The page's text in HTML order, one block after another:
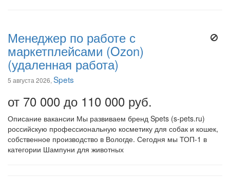
Менеджер по работе с
маркетплейсами (Ozon)
(удаленная работа)
5 августа 2026, Spets
от 70 000 до 110 000 руб.
Описание вакансии Мы развиваем бренд Spets (s-pets.ru)
российскую профессиональную косметику для собак и кошек,
собственное производство в Вологде. Сегодня мы ТОП-1 в
категории Шампуни для животных